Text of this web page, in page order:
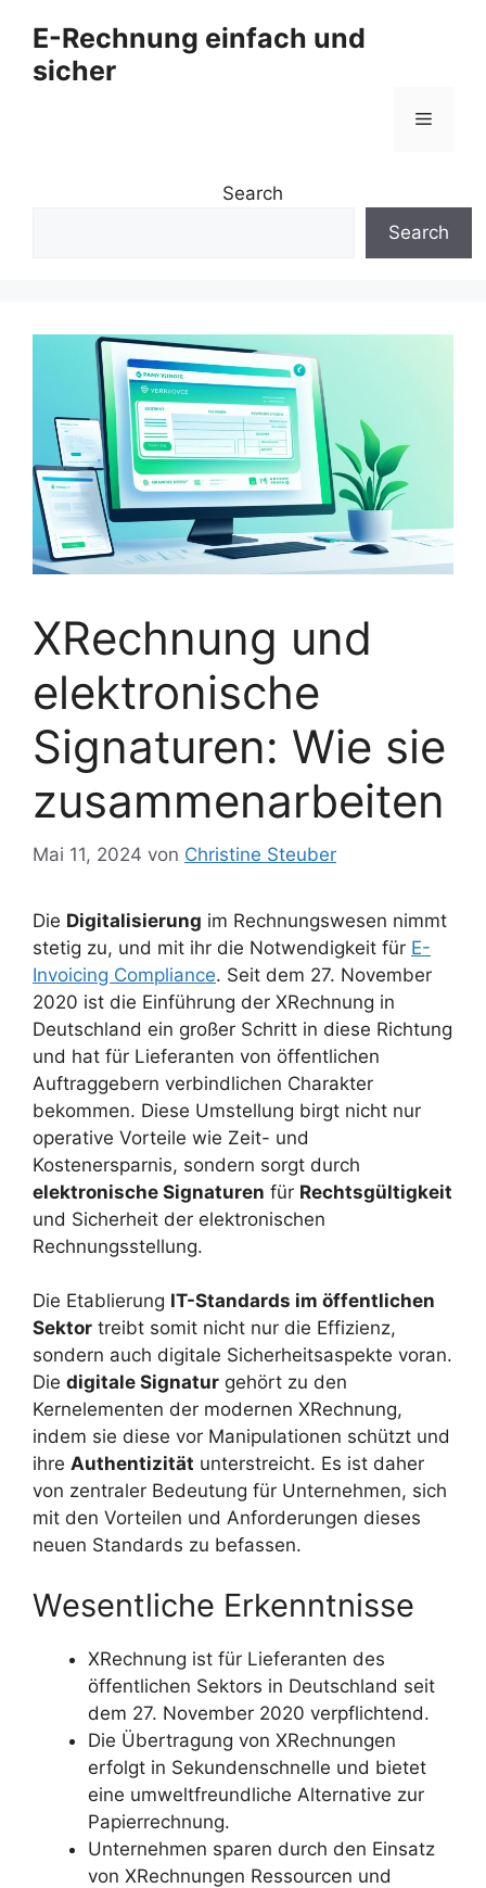
Inhalt
springen
E-Rechnung einfach und
sicher
Menü
Search
Search
XRechnung und
elektronische
Signaturen: Wie sie
zusammenarbeiten
Mai 11, 2024 von Christine Steuber
Die Digitalisierung im Rechnungswesen nimmt
stetig zu, und mit ihr die Notwendigkeit für E-
Invoicing Compliance. Seit dem 27. November
2020 ist die Einführung der XRechnung in
Deutschland ein großer Schritt in diese Richtung
und hat für Lieferanten von öffentlichen
Auftraggebern verbindlichen Charakter
bekommen. Diese Umstellung birgt nicht nur
operative Vorteile wie Zeit- und
Kostenersparnis, sondern sorgt durch
elektronische Signaturen für Rechtsgültigkeit
und Sicherheit der elektronischen
Rechnungsstellung.
Die Etablierung IT-Standards im öffentlichen
Sektor treibt somit nicht nur die Effizienz,
sondern auch digitale Sicherheitsaspekte voran.
Die digitale Signatur gehört zu den
Kernelementen der modernen XRechnung,
indem sie diese vor Manipulationen schützt und
ihre Authentizität unterstreicht. Es ist daher
von zentraler Bedeutung für Unternehmen, sich
mit den Vorteilen und Anforderungen dieses
neuen Standards zu befassen.
Wesentliche Erkenntnisse
XRechnung ist für Lieferanten des
öffentlichen Sektors in Deutschland seit
dem 27. November 2020 verpflichtend.
Die Übertragung von XRechnungen
erfolgt in Sekundenschnelle und bietet
eine umweltfreundliche Alternative zur
Papierrechnung.
Unternehmen sparen durch den Einsatz
von XRechnungen Ressourcen und